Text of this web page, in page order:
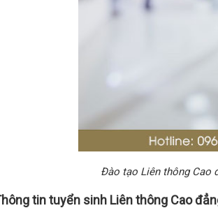
Đào tạo Liên thông Cao
tin tuyển sinh Liên thông Cao